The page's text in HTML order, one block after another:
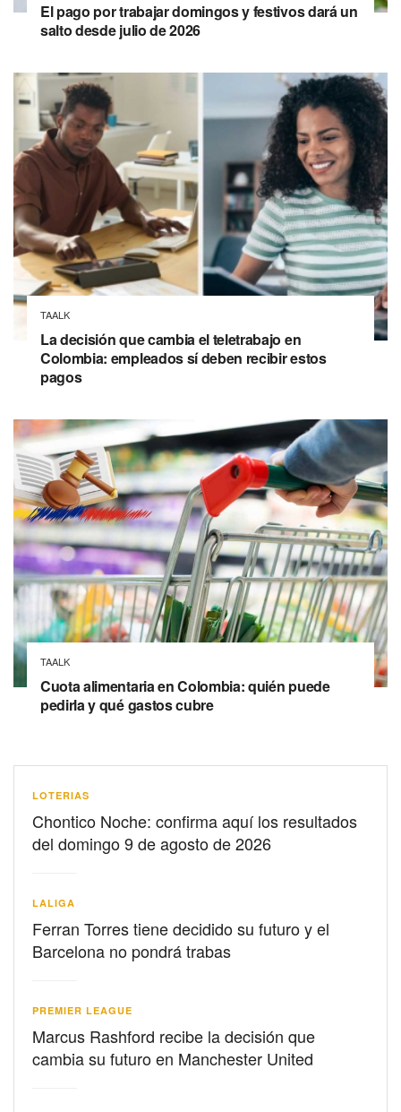
El pago por trabajar domingos y festivos dará un
salto desde julio de 2026
TAALK
La decisión que cambia el teletrabajo en
Colombia: empleados sí deben recibir estos
pagos
TAALK
Cuota alimentaria en Colombia: quién puede
pedirla y qué gastos cubre
LOTERIAS
Chontico Noche: confirma aquí los resultados
del domingo 9 de agosto de 2026
LALIGA
Ferran Torres tiene decidido su futuro y el
Barcelona no pondrá trabas
PREMIER LEAGUE
Marcus Rashford recibe la decisión que
cambia su futuro en Manchester United